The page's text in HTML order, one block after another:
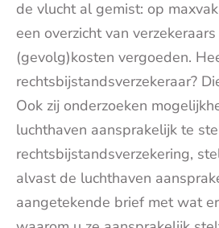
de vlucht al gemist: op
een overzicht van
(gevolg)kosten vergoeden.
rechtsbijstandsverzekeraar?
Ook zij onderzoeken
luchthaven aansprakelijk te
rechtsbijstandsverzekering,
alvast de luchthaven
aangetekende brief met wat